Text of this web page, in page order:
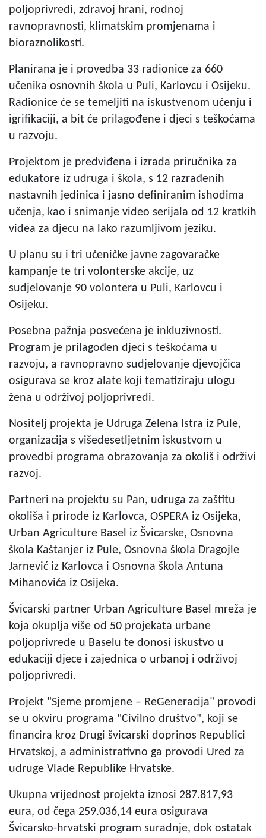
poljoprivredi, zdravoj hrani, rodnoj
ravnopravnosti, klimatskim promjenama i
bioraznolikosti.
Planirana je i provedba 33 radionice za 660
učenika osnovnih škola u Puli, Karlovcu i Osijeku.
Radionice će se temeljiti na iskustvenom učenju i
igrifikaciji, a bit će prilagođene i djeci s teškoćama
u razvoju.
Projektom je predviđena i izrada priručnika za
edukatore iz udruga i škola, s 12 razrađenih
nastavnih jedinica i jasno definiranim ishodima
učenja, kao i snimanje video serijala od 12 kratkih
videa za djecu na lako razumljivom jeziku.
U planu su i tri učeničke javne zagovaračke
kampanje te tri volonterske akcije, uz
sudjelovanje 90 volontera u Puli, Karlovcu i
Osijeku.
Posebna pažnja posvećena je inkluzivnosti.
Program je prilagođen djeci s teškoćama u
razvoju, a ravnopravno sudjelovanje djevojčica
osigurava se kroz alate koji tematiziraju ulogu
žena u održivoj poljoprivredi.
Nositelj projekta je Udruga Zelena Istra iz Pule,
organizacija s višedesetljetnim iskustvom u
provedbi programa obrazovanja za okoliš i održivi
razvoj.
Partneri na projektu su Pan, udruga za zaštitu
okoliša i prirode iz Karlovca, OSPERA iz Osijeka,
Urban Agriculture Basel iz Švicarske, Osnovna
škola Kaštanjer iz Pule, Osnovna škola Dragojle
Jarnević iz Karlovca i Osnovna škola Antuna
Mihanovića iz Osijeka.
Švicarski partner Urban Agriculture Basel mreža je
koja okuplja više od 50 projekata urbane
poljoprivrede u Baselu te donosi iskustvo u
edukaciji djece i zajednica o urbanoj i održivoj
poljoprivredi.
Projekt "Sjeme promjene – ReGeneracija" provodi
se u okviru programa "Civilno društvo", koji se
financira kroz Drugi švicarski doprinos Republici
Hrvatskoj, a administrativno ga provodi Ured za
udruge Vlade Republike Hrvatske.
Ukupna vrijednost projekta iznosi 287.817,93
eura, od čega 259.036,14 eura osigurava
Švicarsko-hrvatski program suradnje, dok ostatak